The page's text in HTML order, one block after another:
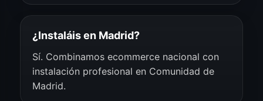
¿Instaláis en Madrid?
Sí. Combinamos ecommerce nacional con
instalación profesional en Comunidad de
Madrid.